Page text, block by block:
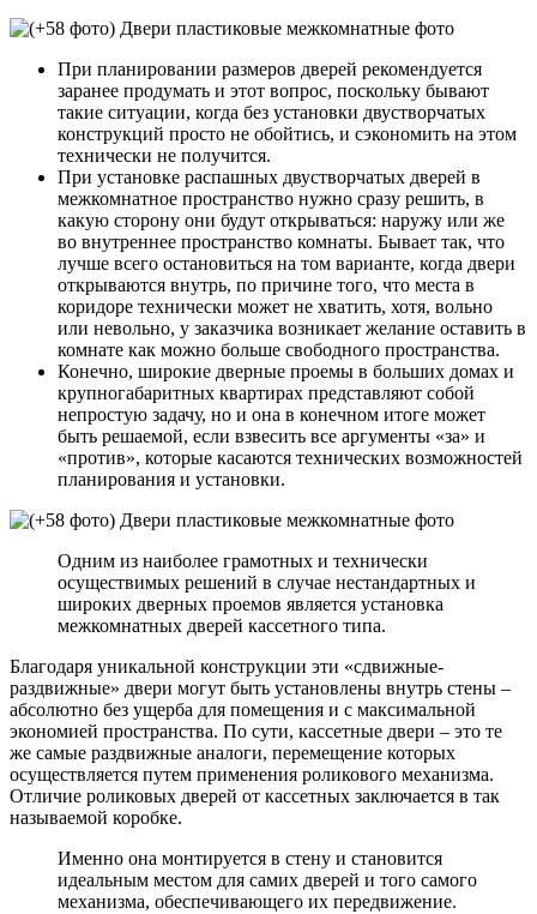
При планировании размеров дверей рекомендуется
заранее продумать и этот вопрос, поскольку бывают
такие ситуации, когда без установки двустворчатых
конструкций просто не обойтись, и сэкономить на этом
технически не получится.
При установке распашных двустворчатых дверей в
межкомнатное пространство нужно сразу решить, в
какую сторону они будут открываться: наружу или же
во внутреннее пространство комнаты. Бывает так, что
лучше всего остановиться на том варианте, когда двери
открываются внутрь, по причине того, что места в
коридоре технически может не хватить, хотя, вольно
или невольно, у заказчика возникает желание оставить в
комнате как можно больше свободного пространства.
Конечно, широкие дверные проемы в больших домах и
крупногабаритных квартирах представляют собой
непростую задачу, но и она в конечном итоге может
быть решаемой, если взвесить все аргументы «за» и
«против», которые касаются технических возможностей
планирования и установки.
Одним из наиболее грамотных и технически
осуществимых решений в случае нестандартных и
широких дверных проемов является установка
межкомнатных дверей кассетного типа.
Благодаря уникальной конструкции эти «сдвижные-
раздвижные» двери могут быть установлены внутрь стены –
абсолютно без ущерба для помещения и с максимальной
экономией пространства. По сути, кассетные двери – это те
же самые раздвижные аналоги, перемещение которых
осуществляется путем применения роликового механизма.
Отличие роликовых дверей от кассетных заключается в так
называемой коробке.
Именно она монтируется в стену и становится
идеальным местом для самих дверей и того самого
механизма, обеспечивающего их передвижение.